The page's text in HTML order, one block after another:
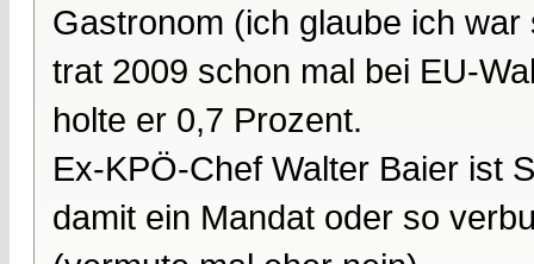
Gastronom (ich glaube ich
trat 2009 schon mal bei EU-
holte er 0,7 Prozent.
Ex-KPÖ-Chef Walter Baier ist
damit ein Mandat oder so